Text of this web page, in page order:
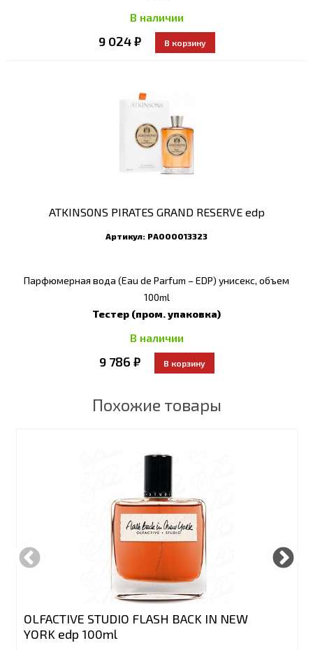
В наличии
9 024 ₽
ATKINSONS PIRATES GRAND RESERVE edp
Артикул: РА000013323
Парфюмерная вода (Eau de Parfum – EDP) унисекс, объем
100ml
Тестер (пром. упаковка)
В наличии
9 786 ₽
Похожие товары
OLFACTIVE STUDIO FLASH BACK IN NEW
YORK edp 100ml